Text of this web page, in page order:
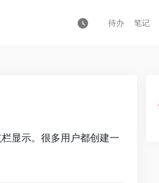
待办 笔记
显示。很多用户都创建一